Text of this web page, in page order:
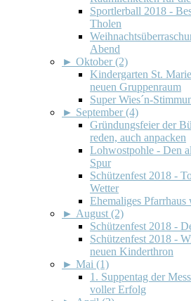
Sportlerball 2018 -
Tholen
Abend
► Oktober (2)
Kindergarten St.
neuen Gruppenraum
Super Wies´n-
► September (4)
Gründungsfeier der
reden, auch anpacken
Lohwostpohle - Den
Spur
Schützenfest 2018 -
Wetter
Ehemaliges
► August (2)
Schützenfest 2018 -
Schützenfest 2018 -
neuen Kinderthron
► Mai (1)
1. Suppentag der
voller Erfolg